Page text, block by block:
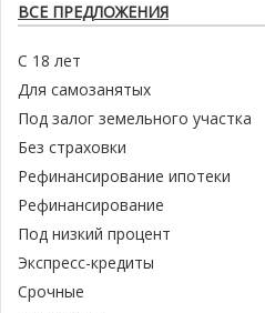
ВСЕ ПРЕДЛОЖЕНИЯ
С 18 лет
Для самозанятых
Под залог земельного участка
Без страховки
Рефинансирование ипотеки
Рефинансирование
Под низкий процент
Экспресс-кредиты
Срочные